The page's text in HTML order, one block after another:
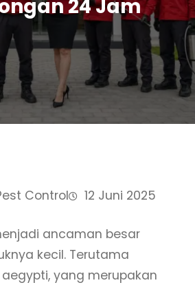
24 Jam
Control 12 Juni 2025
ancaman besar
kecil. Terutama
yang merupakan